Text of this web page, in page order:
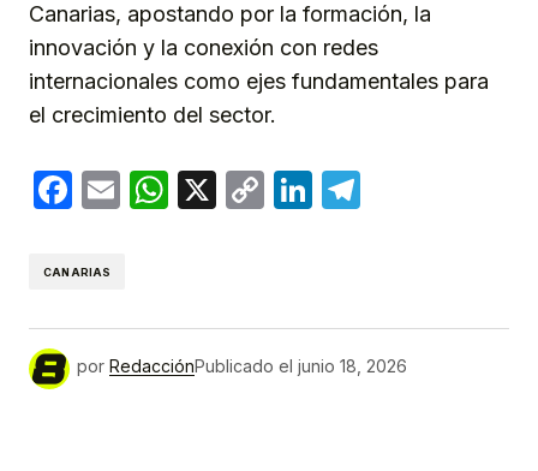
Canarias, apostando por la formación, la
innovación y la conexión con redes
internacionales como ejes fundamentales para
el crecimiento del sector.
Facebook
EmailWhatsApp
X
CopyLinkedIn
CANARIAS
por RedacciónPublicado el junio 18, 2026